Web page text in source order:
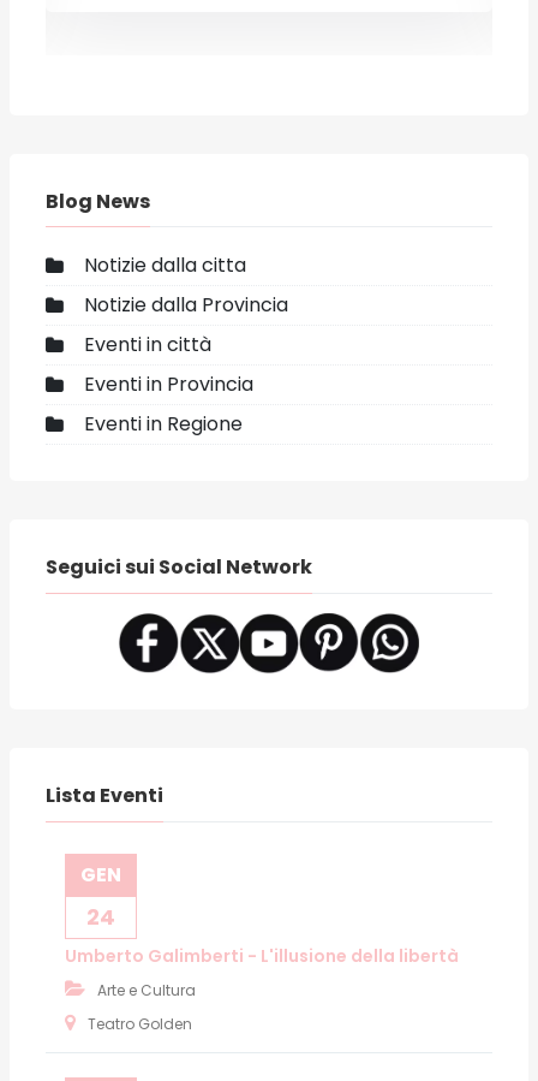
Blog News
Notizie dalla citta
Notizie dalla Provincia
Eventi in città
Eventi in Provincia
Eventi in Regione
Seguici sui Social Network
Lista Eventi
GEN
24
Umberto Galimberti - L'illusione della libertà
Arte e Cultura
Teatro Golden